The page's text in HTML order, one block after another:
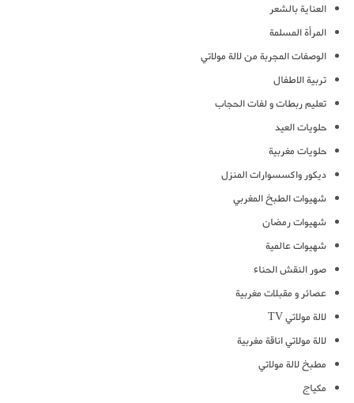
العناية بالشعر
المرأة المسلمة
الوصفات المجربة من لالة مولاتي
تربية الاطفال
تعليم ربطات و لفات الحجاب
حلويات العيد
حلويات مغربية
ديكور واكسسوارات المنزل
شهيوات الطبخ المغربي
شهيوات رمضان
شهيوات عالمية
صور النقش الحناء
عصائر و مقبلات مغربية
لالة مولاتي TV
لالة مولاتي اناقة مغربية
مطبخ لالة مولاتي
مكياج